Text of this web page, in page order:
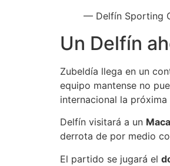
— Delfín Sporting
Un Delfín
Zubeldía llega en un
equipo mantense no
internacional la próxima
Delfín visitará a un
derrota de por medio
El partido se jugará el